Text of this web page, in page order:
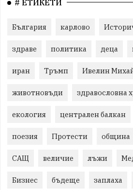
# ЕТИКЕТИ
България карлово
здраве политика деца
иран Тръмп Ивелин
животновъди здравословна
екология централен балкан
поезия Протести община
САЩ величие лъжи
Бизнес бъдеще заплаха